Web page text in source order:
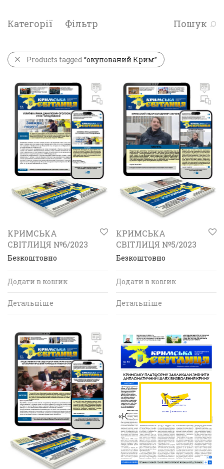
Категорії Фільтр Пошук
Products tagged“окупований Крим”
КРИМСЬКА
СВІТЛИЦЯ №6/2023
Безкоштовно
Додати в кошик
Детальніше
КРИМСЬКА
СВІТЛИЦЯ №5/2023
Безкоштовно
Додати в кошик
Детальніше